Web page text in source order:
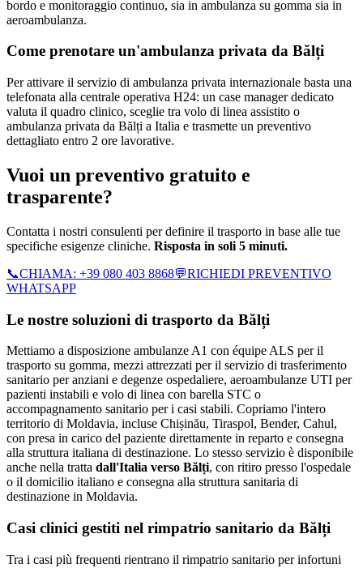
bordo e monitoraggio continuo, sia in ambulanza su gomma sia in
aeroambulanza.
Come prenotare un'ambulanza privata da Bălți
Per attivare il servizio di ambulanza privata internazionale basta una
telefonata alla centrale operativa H24: un case manager dedicato
valuta il quadro clinico, sceglie tra volo di linea assistito o
ambulanza privata da Bălți a Italia e trasmette un preventivo
dettagliato entro 2 ore lavorative.
Vuoi un preventivo gratuito e
trasparente?
Contatta i nostri consulenti per definire il trasporto in base alle tue
specifiche esigenze cliniche. Risposta in soli 5 minuti.
📞CHIAMA: +39 080 403 8868💬RICHIEDI PREVENTIVO
WHATSAPP
Le nostre soluzioni di trasporto da Bălți
Mettiamo a disposizione ambulanze A1 con équipe ALS per il
trasporto su gomma, mezzi attrezzati per il servizio di trasferimento
sanitario per anziani e degenze ospedaliere, aeroambulanze UTI per
pazienti instabili e volo di linea con barella STC o
accompagnamento sanitario per i casi stabili. Copriamo l'intero
territorio di Moldavia, incluse Chișinău, Tiraspol, Bender, Cahul,
con presa in carico del paziente direttamente in reparto e consegna
alla struttura italiana di destinazione. Lo stesso servizio è disponibile
anche nella tratta dall'Italia verso Bălți, con ritiro presso l'ospedale
o il domicilio italiano e consegna alla struttura sanitaria di
destinazione in Moldavia.
Casi clinici gestiti nel rimpatrio sanitario da Bălți
Tra i casi più frequenti rientrano il rimpatrio sanitario per infortuni